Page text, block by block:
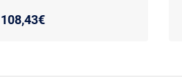
108,43€